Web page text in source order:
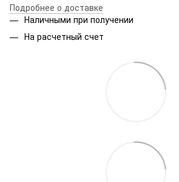
Подробнее о доставке
Наличными при получении
На расчетный счет